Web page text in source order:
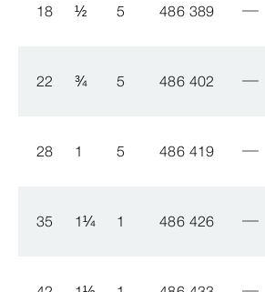
18 ½ 5 486 389
22 ¾ 5 486 402
28 1 5 486 419
35 1¼ 1 486 426